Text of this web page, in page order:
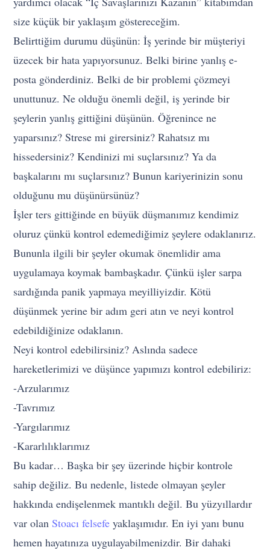
size küçük bir yaklaşım göstereceğim.
Belirttiğim durumu düşünün: İş yerinde bir müşteriyi
üzecek bir hata yapıyorsunuz. Belki birine yanlış e-
posta gönderdiniz. Belki de bir problemi çözmeyi
unuttunuz. Ne olduğu önemli değil, iş yerinde bir
şeylerin yanlış gittiğini düşünün. Öğrenince ne
yaparsınız? Strese mi girersiniz? Rahatsız mı
hissedersiniz? Kendinizi mi suçlarsınız? Ya da
başkalarını mı suçlarsınız? Bunun kariyerinizin sonu
olduğunu mu düşünürsünüz?
İşler ters gittiğinde en büyük düşmanımız kendimiz
oluruz çünkü kontrol edemediğimiz şeylere odaklanırız.
Bununla ilgili bir şeyler okumak önemlidir ama
uygulamaya koymak bambaşkadır. Çünkü işler sarpa
sardığında panik yapmaya meyilliyizdir. Kötü
düşünmek yerine bir adım geri atın ve neyi kontrol
edebildiğinize odaklanın.
Neyi kontrol edebilirsiniz? Aslında sadece
hareketlerimizi ve düşünce yapımızı kontrol edebiliriz:
-Arzularımız
-Tavrımız
-Yargılarımız
-Kararlılıklarımız
Bu kadar… Başka bir şey üzerinde hiçbir kontrole
sahip değiliz. Bu nedenle, listede olmayan şeyler
hakkında endişelenmek mantıklı değil. Bu yüzyıllardır
var olan Stoacı felsefe yaklaşımıdır. En iyi yanı bunu
hemen hayatınıza uygulayabilmenizdir. Bir dahaki